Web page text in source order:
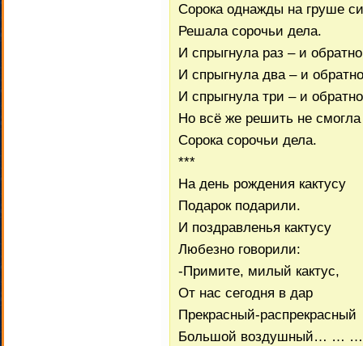
Сорока однажды на груше
Решала сорочьи дела.
И спрыгнула раз – и
И спрыгнула два – и
И спрыгнула три – и
Но всё же решить не смогла
Сорока сорочьи дела.
***
На день рождения кактусу
Подарок подарили.
И поздравленья кактусу
Любезно говорили:
-Примите, милый кактус,
От нас сегодня в дар
Прекрасный-распрекрасный
Большой воздушный… … …